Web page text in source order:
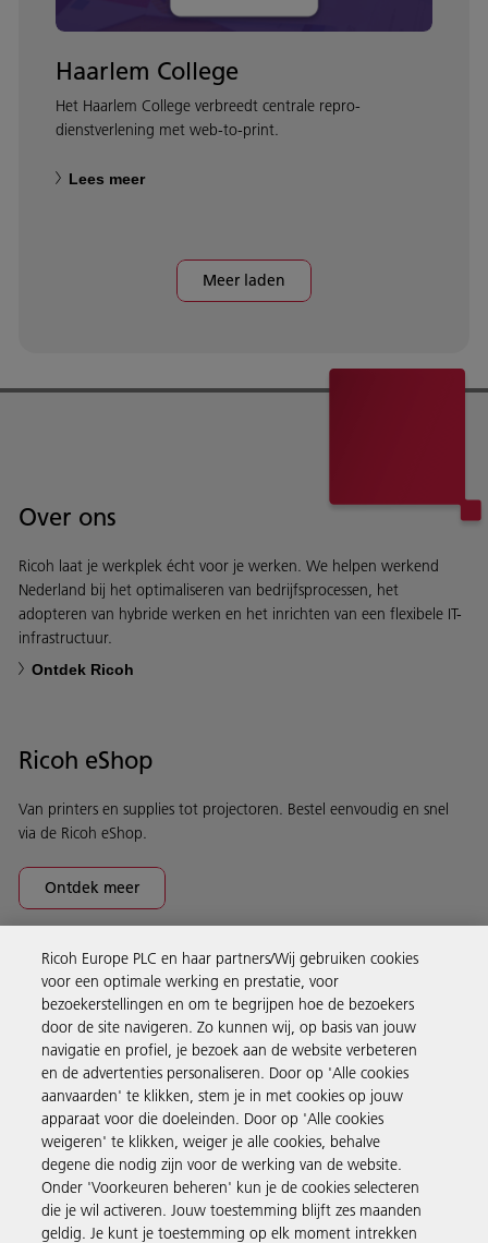
Haarlem College
Het Haarlem College verbreedt centrale repro-
dienstverlening met web-to-print.
Lees meer
Meer laden
Over ons
Ricoh laat je werkplek écht voor je werken. We helpen werkend
Nederland bij het optimaliseren van bedrijfsprocessen, het
adopteren van hybride werken en het inrichten van een flexibele IT-
infrastructuur.
Ontdek Ricoh
Ricoh eShop
Van printers en supplies tot projectoren. Bestel eenvoudig en snel
via de Ricoh eShop.
Ontdek meer
Business Solutions
Producten en services
Support en contact
Inspiratie
Ricoh Europe PLC en haar partners/Wij gebruiken cookies
voor een optimale werking en prestatie, voor
bezoekerstellingen en om te begrijpen hoe de bezoekers
door de site navigeren. Zo kunnen wij, op basis van jouw
navigatie en profiel, je bezoek aan de website verbeteren
en de advertenties personaliseren. Door op 'Alle cookies
aanvaarden' te klikken, stem je in met cookies op jouw
apparaat voor die doeleinden. Door op 'Alle cookies
weigeren' te klikken, weiger je alle cookies, behalve
degene die nodig zijn voor de werking van de website.
Onder 'Voorkeuren beheren' kun je de cookies selecteren
die je wil activeren. Jouw toestemming blijft zes maanden
geldig. Je kunt je toestemming op elk moment intrekken